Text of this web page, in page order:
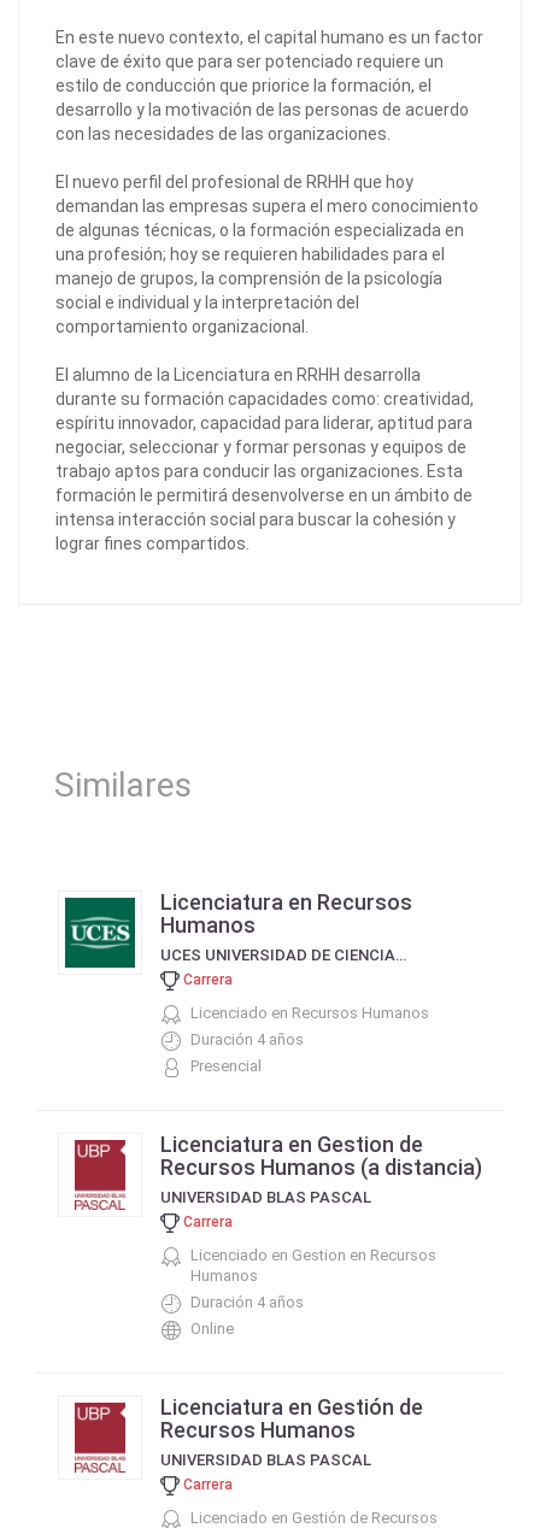
En este nuevo contexto, el capital humano es un factor
clave de éxito que para ser potenciado requiere un
estilo de conducción que priorice la formación, el
desarrollo y la motivación de las personas de acuerdo
con las necesidades de las organizaciones.
El nuevo perfil del profesional de RRHH que hoy
demandan las empresas supera el mero conocimiento
de algunas técnicas, o la formación especializada en
una profesión; hoy se requieren habilidades para el
manejo de grupos, la comprensión de la psicología
social e individual y la interpretación del
comportamiento organizacional.
El alumno de la Licenciatura en RRHH desarrolla
durante su formación capacidades como: creatividad,
espíritu innovador, capacidad para liderar, aptitud para
negociar, seleccionar y formar personas y equipos de
trabajo aptos para conducir las organizaciones. Esta
formación le permitirá desenvolverse en un ámbito de
intensa interacción social para buscar la cohesión y
lograr fines compartidos.
Similares
Licenciatura en Recursos
Humanos
UCES UNIVERSIDAD DE CIENCIAS EMPRESARIALES Y SOCIALES
Carrera
Licenciado en Recursos Humanos
Duración 4 años
Presencial
Licenciatura en Gestion de
Recursos Humanos (a distancia)
UNIVERSIDAD BLAS PASCAL
Carrera
Licenciado en Gestion en Recursos
Humanos
Duración 4 años
Online
Licenciatura en Gestión de
Recursos Humanos
UNIVERSIDAD BLAS PASCAL
Carrera
Licenciado en Gestión de Recursos